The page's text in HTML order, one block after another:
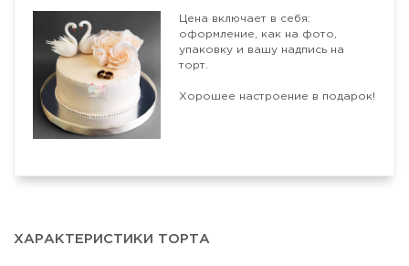
Цена включает в себя:
оформление, как на фото,
упаковку и вашу надпись на
торт.
Хорошее настроение в подарок!
ХАРАКТЕРИСТИКИ ТОРТА